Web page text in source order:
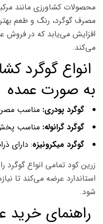
محصولات کشاورزی مانند
مصرف گوگرد، رنگ و طعم
افزایش می‌یابد که در فروش
می‌کند.
انواع گوگرد
به صورت عمده
گوگرد پودری: مناسب
گوگرد گرانوله: مناسب پخش
گوگرد میکرونیزه: دارای
زرین کود تمامی انواع
استاندارد عرضه می‌کند تا
شود.
راهنمای خرید